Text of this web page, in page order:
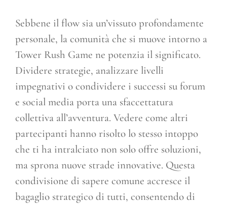
Sebbene il flow sia un’vissuto profondamente
personale, la comunità che si muove intorno a
Tower Rush Game ne potenzia il significato.
Dividere strategie, analizzare livelli
impegnativi o condividere i successi su forum
e social media porta una sfaccettatura
collettiva all’avventura. Vedere come altri
partecipanti hanno risolto lo stesso intoppo
che ti ha intralciato non solo offre soluzioni,
ma sprona nuove strade innovative. Questa
condivisione di sapere comune accresce il
bagaglio strategico di tutti, consentendo di